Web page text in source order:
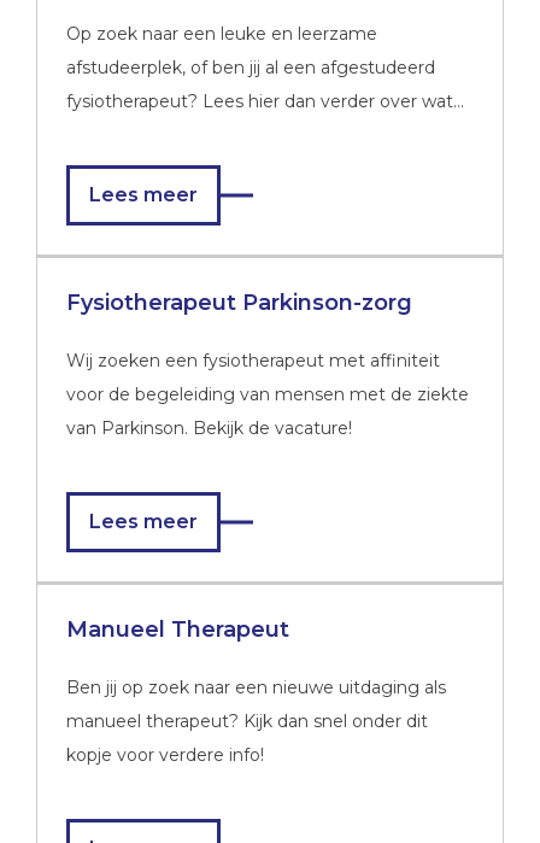
Op zoek naar een leuke en leerzame
afstudeerplek, of ben jij al een afgestudeerd
fysiotherapeut? Lees hier dan verder over wat
Lees meer
Fysiotherapeut Parkinson-zorg
Wij zoeken een fysiotherapeut met affiniteit
voor de begeleiding van mensen met de ziekte
van Parkinson. Bekijk de vacature!
Lees meer
Manueel Therapeut
Ben jij op zoek naar een nieuwe uitdaging als
manueel therapeut? Kijk dan snel onder dit
kopje voor verdere info!